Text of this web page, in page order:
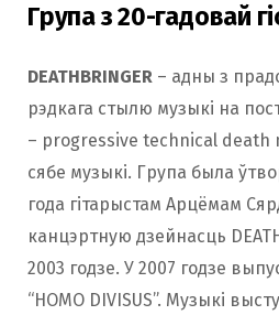
Група з 20-гадовай
DEATHBRINGER – адны з
рэдкага стылю музыкі на
– progressive technical death
сябе музыкі. Група была
года гітарыстам Арцёмам
канцэртную дзейнасць
2003 годзе. У 2007 годзе
“HOMO DIVISUS”. Музыкі